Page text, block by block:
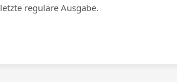
letzte reguläre Ausgabe.